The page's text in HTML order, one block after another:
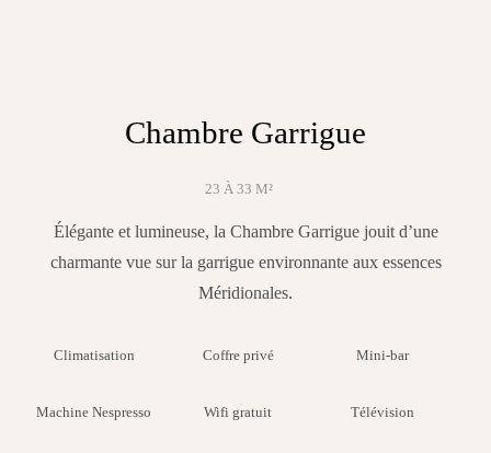
Chambre Garrigue
23 À 33 M²
Élégante et lumineuse, la Chambre Garrigue jouit d’une
charmante vue sur la garrigue environnante aux essences
Méridionales.
Climatisation Coffre privé Mini-bar
Machine Nespresso Wifi gratuit Télévision